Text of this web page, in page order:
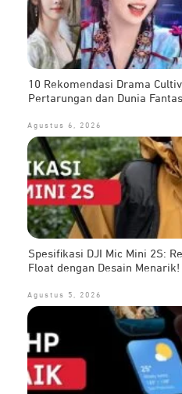
10 Rekomendasi Drama
Pertarungan dan Dunia
Agustus 6, 2026
Spesifikasi DJI Mic Mini 2S:
Float dengan Desain Menarik!
Agustus 5, 2026